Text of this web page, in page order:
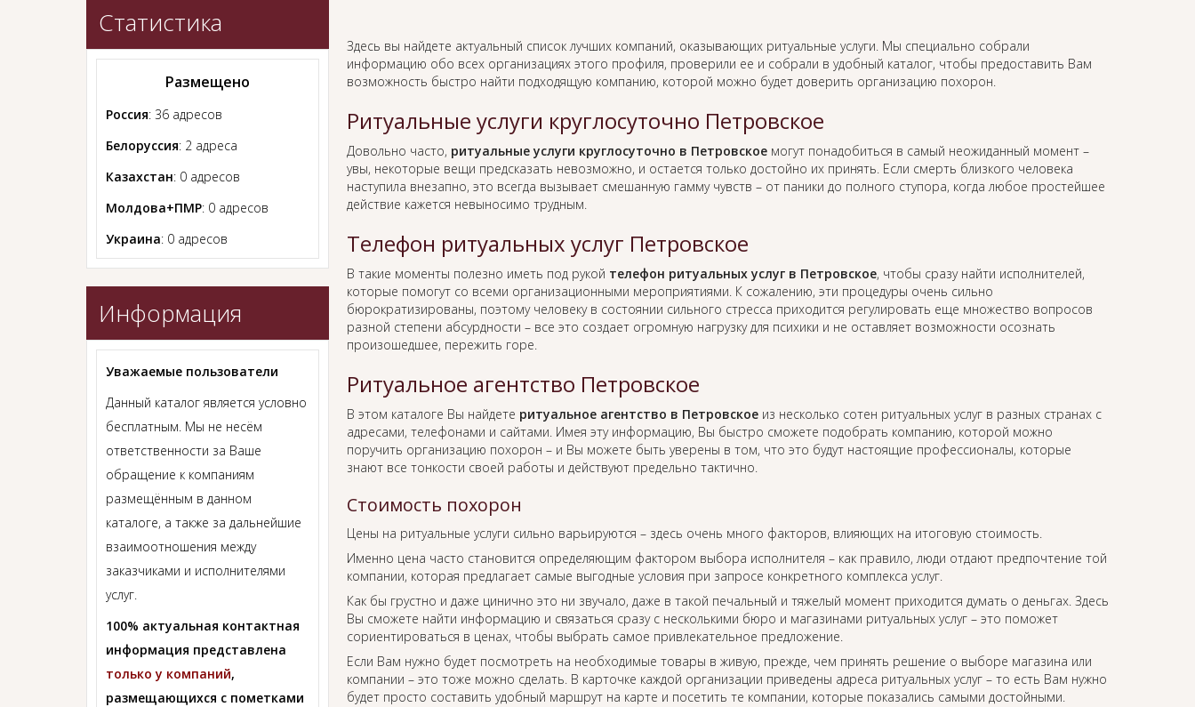
Здесь вы найдете актуальный список лучших компаний, оказывающих ритуальные услуги. Мы специально собрали
информацию обо всех организациях этого профиля, проверили ее и собрали в удобный каталог, чтобы предоставить Вам
возможность быстро найти подходящую компанию, которой можно будет доверить организацию похорон.
Ритуальные услуги круглосуточно Петровское
Довольно часто, ритуальные услуги круглосуточно в Петровскоемогут понадобиться в самый неожиданный момент –
увы, некоторые вещи предсказать невозможно, и остается только достойно их принять. Если смерть близкого человека
наступила внезапно, это всегда вызывает смешанную гамму чувств – от паники до полного ступора, когда любое простейшее
действие кажется невыносимо трудным.
Телефон ритуальных услуг Петровское
В такие моменты полезно иметь под рукой телефон ритуальных услуг в Петровское, чтобы сразу найти исполнителей,
которые помогут со всеми организационными мероприятиями. К сожалению, эти процедуры очень сильно
бюрократизированы, поэтому человеку в состоянии сильного стресса приходится регулировать еще множество вопросов
разной степени абсурдности – все это создает огромную нагрузку для психики и не оставляет возможности осознать
произошедшее, пережить горе.
Ритуальное агентство Петровское
В этом каталоге Вы найдете ритуальное агентство в Петровскоеиз несколько сотен ритуальных услуг в разных странах с
адресами, телефонами и сайтами. Имея эту информацию, Вы быстро сможете подобрать компанию, которой можно
поручить организацию похорон – и Вы можете быть уверены в том, что это будут настоящие профессионалы, которые
знают все тонкости своей работы и действуют предельно тактично.
Стоимость похорон
Цены на ритуальные услуги сильно варьируются – здесь очень много факторов, влияющих на итоговую стоимость.
Именно цена часто становится определяющим фактором выбора исполнителя – как правило, люди отдают предпочтение той
компании, которая предлагает самые выгодные условия при запросе конкретного комплекса услуг.
Как бы грустно и даже цинично это ни звучало, даже в такой печальный и тяжелый момент приходится думать о деньгах. Здесь
Вы сможете найти информацию и связаться сразу с несколькими бюро и магазинами ритуальных услуг – это поможет
сориентироваться в ценах, чтобы выбрать самое привлекательное предложение.
Если Вам нужно будет посмотреть на необходимые товары в живую, прежде, чем принять решение о выборе магазина или
компании – это тоже можно сделать. В карточке каждой организации приведены адреса ритуальных услуг – то есть Вам нужно
будет просто составить удобный маршрут на карте и посетить те компании, которые показались самыми достойными.
Статистика
Размещено
Россия: 36 адресов
Белоруссия: 2 адреса
Казахстан: 0 адресов
Молдова+ПМР: 0 адресов
Украина: 0 адресов
Информация
Уважаемые пользователи
Данный каталог является условно
бесплатным. Мы не несём
ответственности за Ваше
обращение к компаниям
размещённым в данном
каталоге, а также за дальнейшие
взаимоотношения между
заказчиками и исполнителями
услуг.
100% актуальная контактная
информация представлена
только у компаний,
размещающихся с пометками